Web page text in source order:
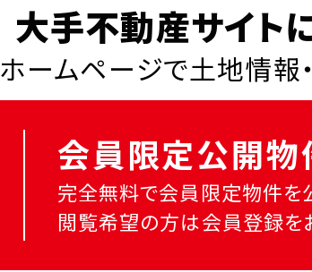
大手不動産サイト
ホームページで土地情報
会員限定公開物
完全無料で会員限定物件を
閲覧希望の方は会員登録を